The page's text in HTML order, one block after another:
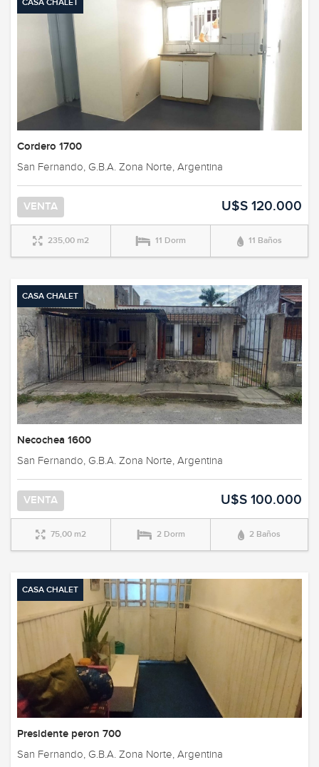
CASA CHALET
Cordero 1700
San Fernando, G.B.A. Zona Norte, Argentina
VENTA U$S 120.000
235,00 m2 11 Dorm 11 Baños
CASA CHALET
Necochea 1600
San Fernando, G.B.A. Zona Norte, Argentina
VENTA U$S 100.000
75,00 m2 2 Dorm 2 Baños
CASA CHALET
Presidente peron 700
San Fernando, G.B.A. Zona Norte, Argentina